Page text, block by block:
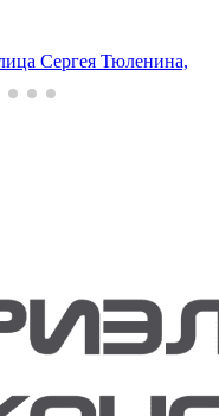
Сергея Тюленина,